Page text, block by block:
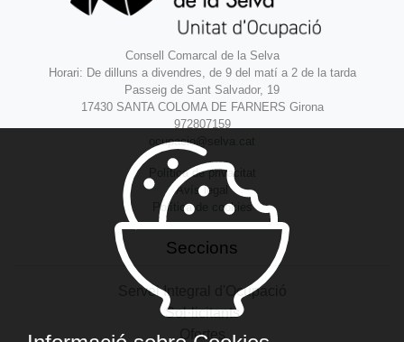
Consell Comarcal de la Selva
Horari: De dilluns a divendres, de 9 del matí a 2 de la tarda
Passeig de Sant Salvador, 19
17430 SANTA COLOMA DE FARNERS Girona
972807159
ocupacio@selva.cat
Política de privacitat
Avís legal
Política de cookies
Seccions
Servei Integral d'Ocupació
Sol·licitants
Ofertes